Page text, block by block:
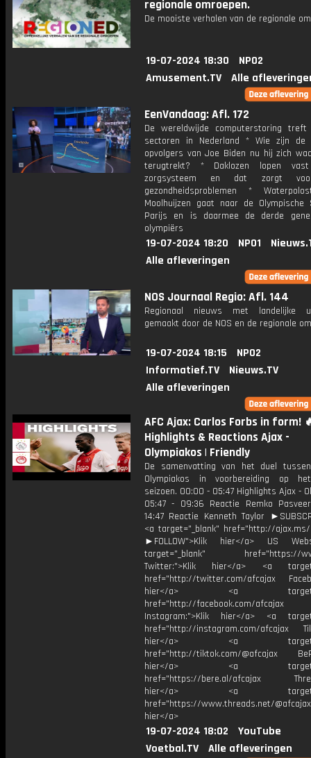
regionale omroepen.
De mooiste verhalen van de regionale
19-07-2024 18:30
NPO2
Amusement.TV
Alle
EenVandaag: Afl. 172
De wereldwijde computerstoring
sectoren in Nederland * Wie zijn de
opvolgers van Joe Biden nu hij zich
terugtrekt? * Daklozen lopen
zorgsysteem en dat zorgt
gezondheidsproblemen *
Moolhuijzen gaat naar de Olympische
Parijs en is daarmee de derde
olympiërs
19-07-2024 18:20 NPO1
Alle afleveringen
NOS Journaal Regio: Afl. 144
Regionaal nieuws met landelijke
gemaakt door de NOS en de regionale
19-07-2024 18:15
NPO2
Informatief.TV
Nieuws.TV
Alle afleveringen
AFC Ajax: Carlos Forbs in
Highlights & Reactions Ajax -
Olympiakos | Friendly
De samenvatting van het duel
Olympiakos in voorbereiding op
seizoen. 00:00 - 05:47 Highlights Ajax -
05:47 - 09:36 Reactie Remko
14:47 Reactie Kenneth Taylor
<a target="_blank" href="http://
►FOLLOW">Klik hier</a> US
target="_blank" href="https://
Twitter:">Klik hier</a> <a
href="http://twitter.com/afcajax
hier</a> <a
href="http://facebook.com/afcajax
Instagram:">Klik hier</a> <a
href="http://instagram.com/afcajax
hier</a> <a
href="http://tiktok.com/@afcajax
hier</a> <a
href="https://bere.al/afcajax
hier</a> <a
href="https://www.threads.net/
hier</a>
19-07-2024 18:02
YouTube
Voetbal.TV
Alle afleveringen